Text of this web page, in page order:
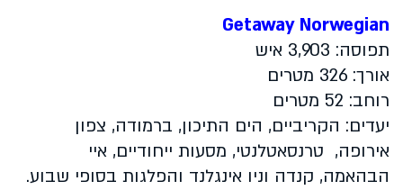
Norwegian
Getaway
תפוסה: 3,903 איש
אורך: 326 מטרים
רוחב: 52 מטרים
יעדים: הקריביים, הים התיכון, ברמודה, צפון
אירופה, טרנסאטלנטי, מסעות ייחודיים, איי
הבהאמה, קנדה וניו אינגלנד והפלגות בסופי שבוע.